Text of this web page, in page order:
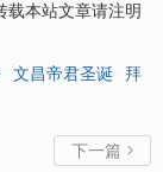
载本站文章请注明
文昌帝君圣诞
拜
下一篇 